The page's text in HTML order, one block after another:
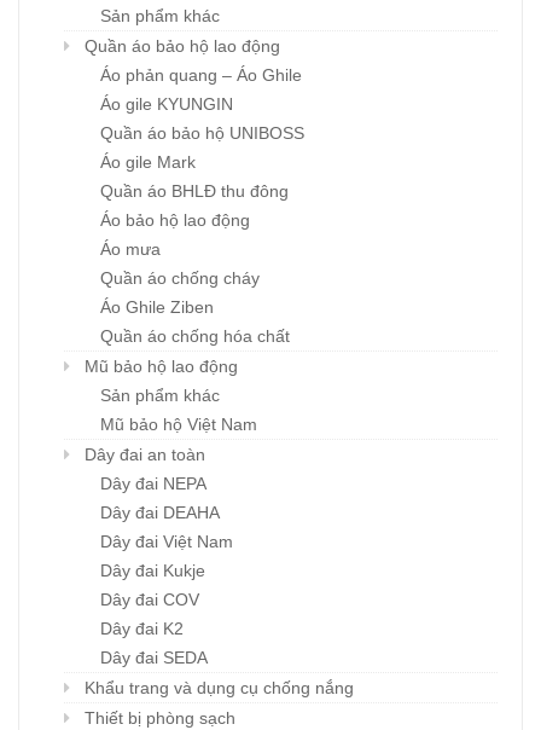
Sản phẩm khác
Quần áo bảo hộ lao động
Áo phản quang – Áo Ghile
Áo gile KYUNGIN
Quần áo bảo hộ UNIBOSS
Áo gile Mark
Quần áo BHLĐ thu đông
Áo bảo hộ lao động
Áo mưa
Quần áo chống cháy
Áo Ghile Ziben
Quần áo chống hóa chất
Mũ bảo hộ lao động
Sản phẩm khác
Mũ bảo hộ Việt Nam
Dây đai an toàn
Dây đai NEPA
Dây đai DEAHA
Dây đai Việt Nam
Dây đai Kukje
Dây đai COV
Dây đai K2
Dây đai SEDA
Khẩu trang và dụng cụ chống nắng
Thiết bị phòng sạch